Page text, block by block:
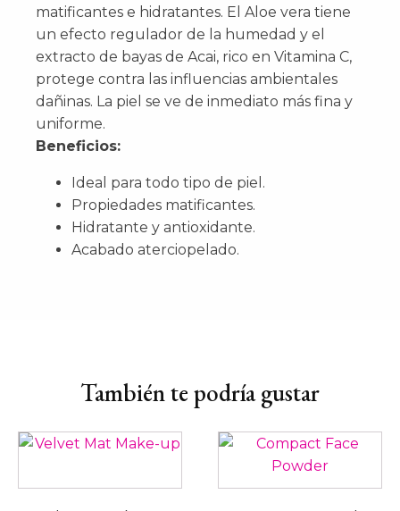
matificantes e hidratantes. El Aloe vera tiene
un efecto regulador de la humedad y el
extracto de bayas de Acai, rico en Vitamina C,
protege contra las influencias ambientales
dañinas. La piel se ve de inmediato más fina y
uniforme.
Beneficios:
Ideal para todo tipo de piel.
Propiedades matificantes.
Hidratante y antioxidante.
Acabado aterciopelado.
También te podría gustar
Este
tiene
Este
producto
tiene